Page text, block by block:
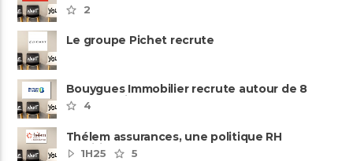
2
Le groupe Pichet recrute
Bouygues Immobilier recrute autour de 8
pôles métiers
4
Thélem assurances, une politique RH
ambitieuse
1H25 5